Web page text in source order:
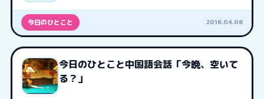
今日のひとこと 2016.04.08
今日のひとこと中国語会話「今晩、空いて
る？」